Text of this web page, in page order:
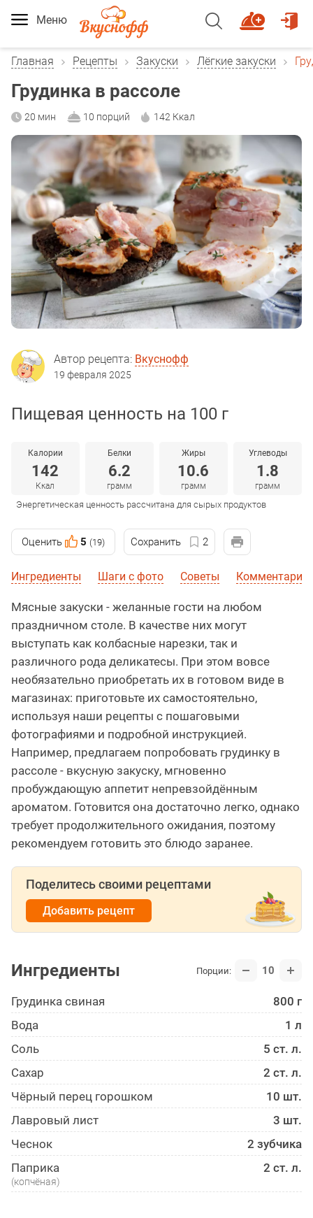
Меню
Главная Рецепты Закуски Лёгкие закуски
Грудинка в рассоле
20 мин 10 порций 142 Ккал
Автор рецепта: Вкуснофф
19 февраля 2025
Пищевая ценность на 100 г
Калории
142
Ккал
Белки
6.2
грамм
Жиры
10.6
грамм
Углеводы
1.8
грамм
Энергетическая ценность рассчитана для сырых продуктов
Оценить 5 (19) Сохранить 2
Ингредиенты Шаги с фото Советы Комментарии
Мясные закуски - желанные гости на любом
праздничном столе. В качестве них могут
выступать как колбасные нарезки, так и
различного рода деликатесы. При этом вовсе
необязательно приобретать их в готовом виде в
магазинах: приготовьте их самостоятельно,
используя наши рецепты с пошаговыми
фотографиями и подробной инструкцией.
Например, предлагаем попробовать грудинку в
рассоле - вкусную закуску, мгновенно
пробуждающую аппетит непревзойдённым
ароматом. Готовится она достаточно легко, однако
требует продолжительного ожидания, поэтому
рекомендуем готовить это блюдо заранее.
Поделитесь своими рецептами
Добавить рецепт
Ингредиенты Порции: 10
Грудинка свиная
800 г
Вода
1 л
Соль
5 ст. л.
Сахар
2 ст. л.
Чёрный перец горошком
10 шт.
Лавровый лист
3 шт.
Чеснок
2 зубчика
Паприка
2 ст. л.
(копчёная)